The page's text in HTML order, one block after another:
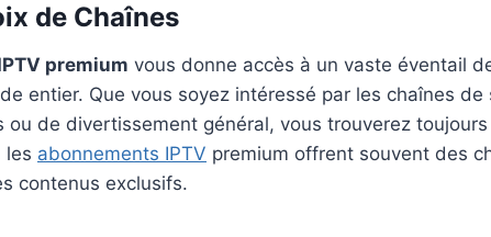
de Chaînes
premium vous donne accès à un vaste éventail
entier. Que vous soyez intéressé par les chaînes
ou de divertissement général, vous trouverez
les abonnements IPTV premium offrent souvent des
contenus exclusifs.